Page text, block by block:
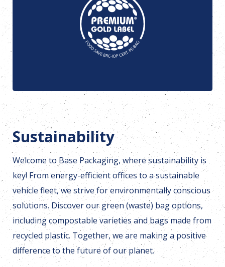
Sustainability
Welcome to Base Packaging, where sustainability is
key! From energy-efficient offices to a sustainable
vehicle fleet, we strive for environmentally conscious
solutions. Discover our green (waste) bag options,
including compostable varieties and bags made from
recycled plastic. Together, we are making a positive
difference to the future of our planet.